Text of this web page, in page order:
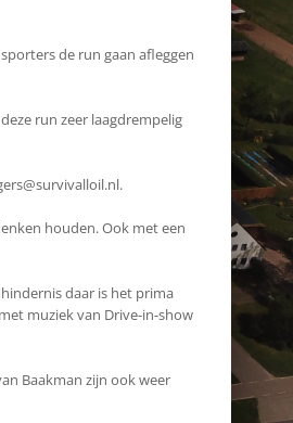
de run gaan afleggen
run zeer laagdrempelig
houden. Ook met een
daar is het prima
muziek van Drive-in-show
Baakman zijn ook weer